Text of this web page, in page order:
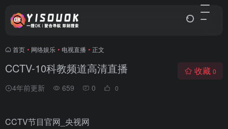
首页 • 网络娱乐 • 电视直播 • 正文
CCTV-10科教频道高清直播
4年前更新 659 0 0
收藏 0
CCTV节目官网_央视网